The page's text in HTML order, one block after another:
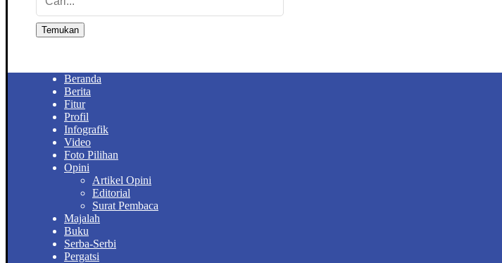
Temukan
Beranda
Berita
Fitur
Profil
Infografik
Video
Foto Pilihan
Opini
Artikel Opini
Editorial
Surat Pembaca
Majalah
Buku
Serba-Serbi
Pergatsi